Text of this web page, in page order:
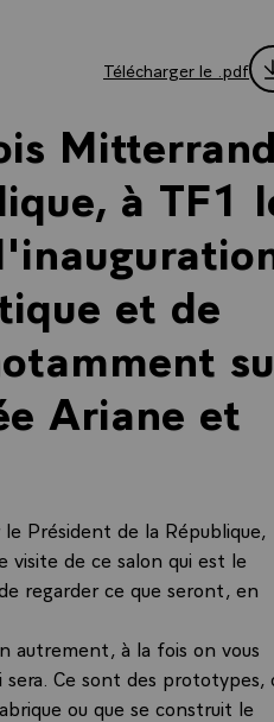
Télécharger le .pdf
à TF1
et de
Ariane et
Président de la République,
visite de ce salon qui est le
regarder ce que seront, en
autrement, à la fois on vous
Ce sont des prototypes,
ou que se construit le